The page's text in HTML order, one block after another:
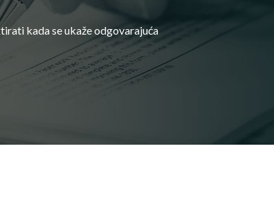
kada se ukaže odgovarajuća